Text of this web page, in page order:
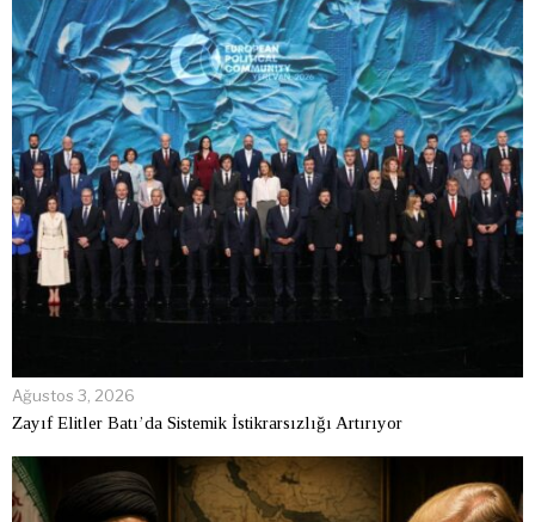
Ağustos 3, 2026
Zayıf Elitler Batı’da Sistemik İstikrarsızlığı Artırıyor